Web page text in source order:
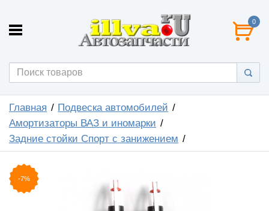
0
Главная
Подвеска автомобилей
Амортизаторы ВАЗ и иномарки
Задние стойки Спорт с занижением
-7%